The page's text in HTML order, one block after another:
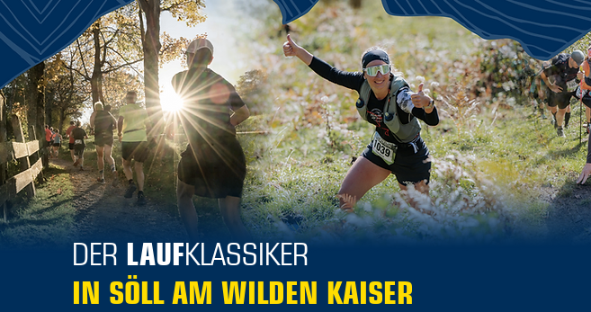
DER LAUFKLASSIKER
IN SÖLL AM WILDEN KAISER